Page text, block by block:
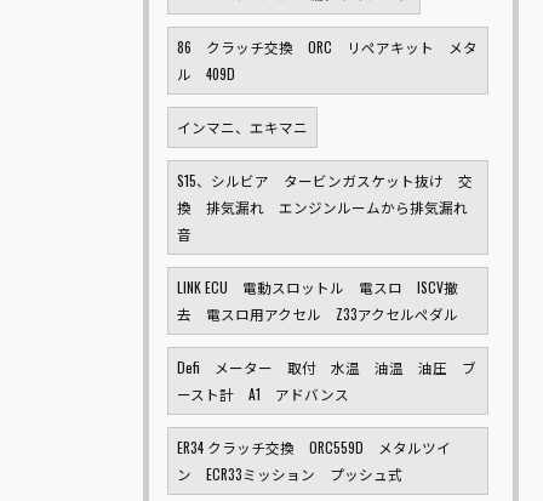
86 クラッチ交換 ORC リペアキット メタ
ル 409D
インマニ、エキマニ
S15、シルビア タービンガスケット抜け 交
換 排気漏れ エンジンルームから排気漏れ
音
LINK ECU 電動スロットル 電スロ ISCV撤
去 電スロ用アクセル Z33アクセルペダル
Defi メーター 取付 水温 油温 油圧 ブ
ースト計 A1 アドバンス
ER34 クラッチ交換 ORC559D メタルツイ
ン ECR33ミッション プッシュ式